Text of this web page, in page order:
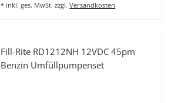
* inkl. ges. MwSt. zzgl.Versandkosten
Fill-Rite RD1212NH 12VDC 45pm
Benzin Umfüllpumpenset